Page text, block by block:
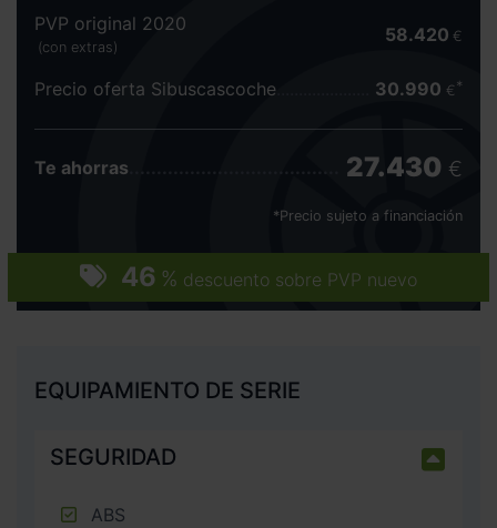
46 % descuento sobre PVP nuevo
PVP original 2020
(con extras)
58.420 €
Precio oferta Sibuscascoche 30.990 €
Te ahorras 27.430 €
*Precio sujeto a financiación
EQUIPAMIENTO DE SERIE
SEGURIDAD
ABS